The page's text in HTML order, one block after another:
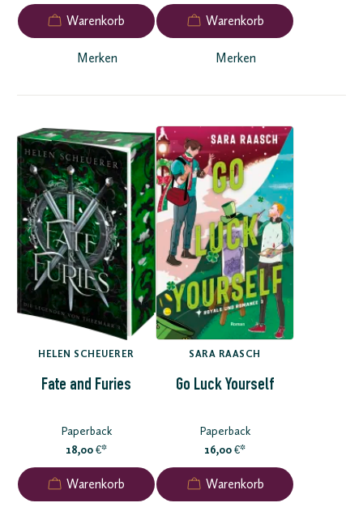
Merken Merken
HELEN SCHEUERER
Fate and Furies
Paperback
18,00 €*
SARA RAASCH
Go Luck Yourself
Paperback
16,00€*